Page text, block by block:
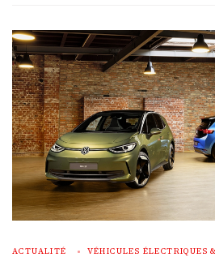
ACTUALITÉ VÉHICULES ÉLECTRIQUES